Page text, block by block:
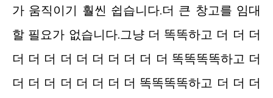
가 움직이기 훨씬 쉽습니다.더 큰 창고를 임대
할 필요가 없습니다.그냥 더 똑똑하고 더 더 더
더 더 더 더 더 더 더 더 더 더 똑똑똑똑하고 더
더 더 더 더 더 더 더 더 똑똑똑똑하고 더 더 더